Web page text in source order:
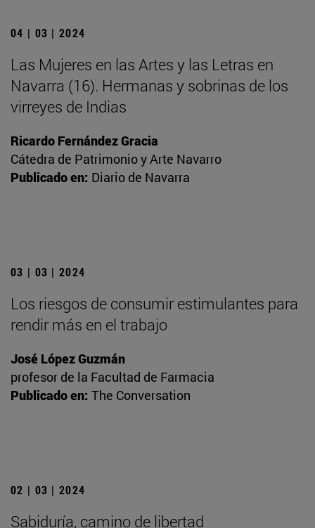
04 | 03 | 2024
Las Mujeres en las Artes y las Letras en
Navarra (16). Hermanas y sobrinas de los
virreyes de Indias
Ricardo Fernández Gracia
Cátedra de Patrimonio y Arte Navarro
Publicado en: Diario de Navarra
03 | 03 | 2024
Los riesgos de consumir estimulantes para
rendir más en el trabajo
José López Guzmán
profesor de la Facultad de Farmacia
Publicado en: The Conversation
02 | 03 | 2024
Sabiduría, camino de libertad